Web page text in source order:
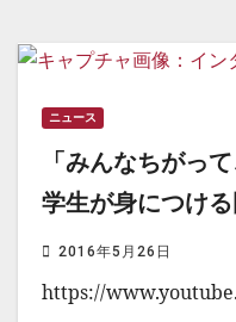
ニュース
「みんなちがっ
学生が身につけ
2016年5月26日
https://